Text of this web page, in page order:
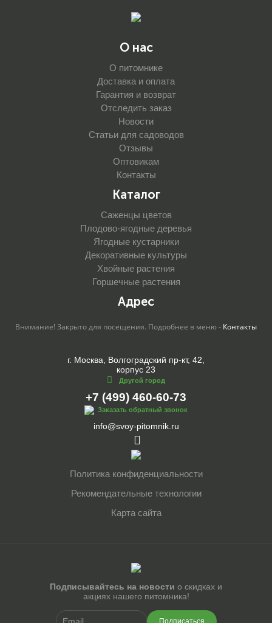
О нас
О питомнике
Доставка и оплата
Гарантия и возврат
Отследить заказ
Новости
Статьи для садоводов
Отзывы
Оптовикам
Контакты
Каталог
Саженцы цветов
Плодово-ягодные деревья
Ягодные кустарники
Декоративные культуры
Хвойные растения
Горшечные растения
Адрес
Внимание! Закрыто для посещения. Подробнее в меню - Контакты
г. Москва, Волгоградский пр-кт, 42,
корпус 23
Другой город
+7 (499) 460-60-73
Заказать обратный звонок
info@svoy-pitomnik.ru
Политика конфиденциальности
Рекомендательные технологии
Карта сайта
Подписывайтесь на новости о скидках и
акциях нашего питомника!